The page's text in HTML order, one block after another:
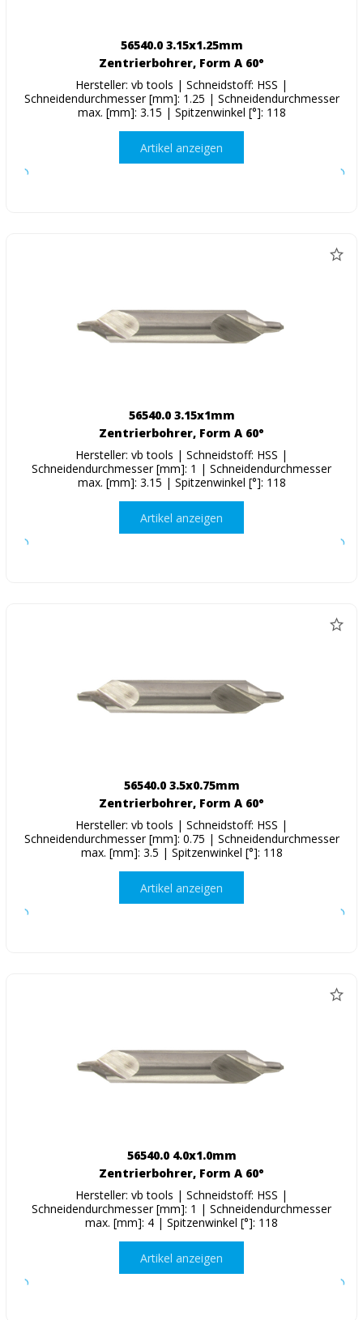
56540.0 3.15x1.25mm
Zentrierbohrer, Form A 60°
Hersteller: vb tools | Schneidstoff: HSS |
Schneidendurchmesser [mm]: 1.25 | Schneidendurchmesser
max. [mm]: 3.15 | Spitzenwinkel [°]: 118
Artikel anzeigen
56540.0 3.15x1mm
Zentrierbohrer, Form A 60°
Hersteller: vb tools | Schneidstoff: HSS |
Schneidendurchmesser [mm]: 1 | Schneidendurchmesser
max. [mm]: 3.15 | Spitzenwinkel [°]: 118
Artikel anzeigen
56540.0 3.5x0.75mm
Zentrierbohrer, Form A 60°
Hersteller: vb tools | Schneidstoff: HSS |
Schneidendurchmesser [mm]: 0.75 | Schneidendurchmesser
max. [mm]: 3.5 | Spitzenwinkel [°]: 118
Artikel anzeigen
56540.0 4.0x1.0mm
Zentrierbohrer, Form A 60°
Hersteller: vb tools | Schneidstoff: HSS |
Schneidendurchmesser [mm]: 1 | Schneidendurchmesser
max. [mm]: 4 | Spitzenwinkel [°]: 118
Artikel anzeigen